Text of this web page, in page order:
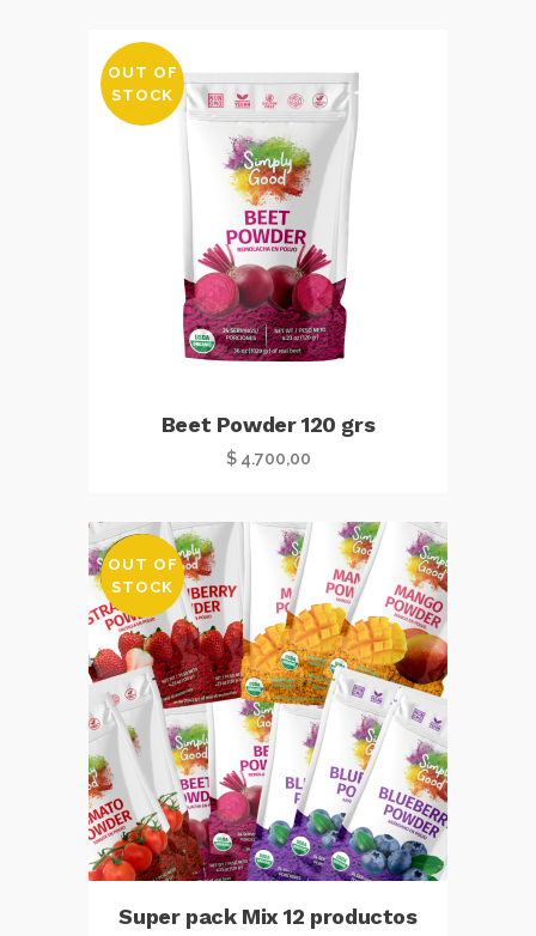
OUT OF
STOCK
Beet Powder 120 grs
$4.700,00
SALE
OUT OF
STOCK
Super pack Mix 12 productos